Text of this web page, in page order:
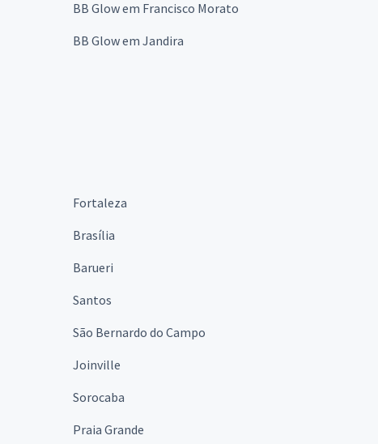
BB Glow em Francisco Morato
BB Glow em Jandira
Fortaleza
Brasília
Barueri
Santos
São Bernardo do Campo
Joinville
Sorocaba
Praia Grande